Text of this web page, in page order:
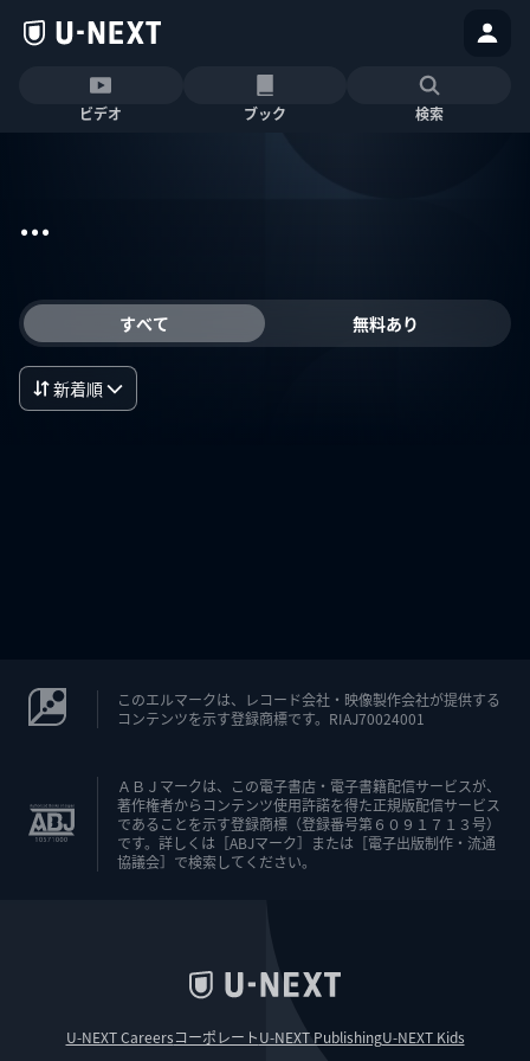
ビデオ ブック 検索
...
すべて 無料あり
新着順
このエルマークは、レコード会社・映像製作会社が提供する
コンテンツを示す登録商標です。RIAJ70024001
ＡＢＪマークは、この電子書店・電子書籍配信サービスが、
著作権者からコンテンツ使用許諾を得た正規版配信サービス
であることを示す登録商標（登録番号第６０９１７１３号）
です。詳しくは［ABJマーク］または［電子出版制作・流通
協議会］で検索してください。
U-NEXT CareersコーポレートU-NEXT PublishingU-NEXT Kids